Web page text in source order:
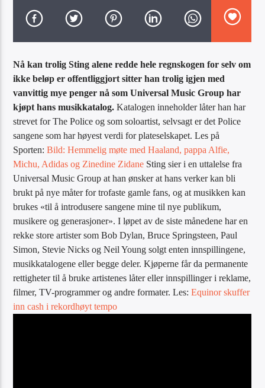
Artist
Radio Tango
Nå kan trolig Sting alene redde hele regnskogen for selv om
ikke beløp er offentliggjort sitter han trolig igjen med
vanvittig mye penger nå som Universal Music Group har
kjøpt hans musikkatalog. Katalogen inneholder låter han har
strevet for The Police og som soloartist, selvsagt er det Police
sangene som har høyest verdi for plateselskapet. Les på
Sporten:Bild: Hemmelig møte med Haaland, pappa Alfie,
Michu, Adidas og Zinedine Zidane Sting sier i en uttalelse fra
Universal Music Group at han ønsker at hans verker kan bli
brukt på nye måter for trofaste gamle fans, og at musikken kan
brukes «til å introdusere sangene mine til nye publikum,
musikere og generasjoner». I løpet av de siste månedene har en
rekke store artister som Bob Dylan, Bruce Springsteen, Paul
Simon, Stevie Nicks og Neil Young solgt enten innspillingene,
musikkatalogene eller begge deler. Kjøperne får da permanente
rettigheter til å bruke artistenes låter eller innspillinger i reklame,
filmer, TV-programmer og andre formater. Les:Equinor skuffer
inn cash i rekordhøyt tempo